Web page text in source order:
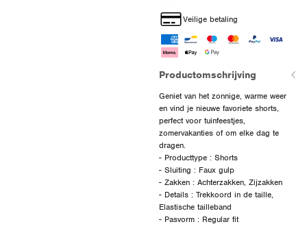
Veilige betaling
Productomschrijving
Geniet van het zonnige, warme weer
en vind je nieuwe favoriete shorts,
perfect voor tuinfeestjes,
zomervakanties of om elke dag te
dragen.
- Producttype : Shorts
- Sluiting : Faux gulp
- Zakken : Achterzakken, Zijzakken
- Details : Trekkoord in de taille,
Elastische tailleband
- Pasvorm : Regular fit